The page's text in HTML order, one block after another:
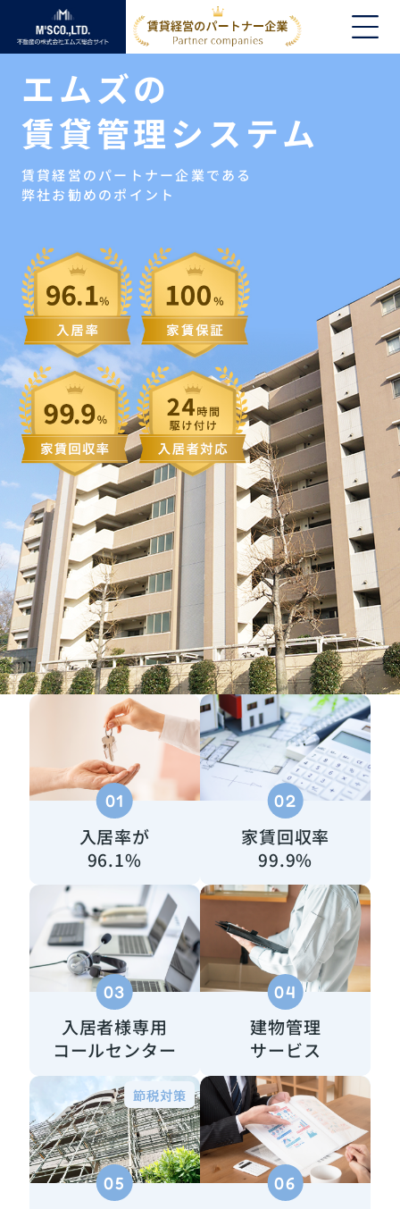
エムズの
賃貸管理システム
賃貸経営のパートナー企業である
弊社お勧めのポイント
01
入居率が
96.1%
02
家賃回収率
99.9%
03
入居者様専用
コールセンター
04
建物管理
サービス
05 06